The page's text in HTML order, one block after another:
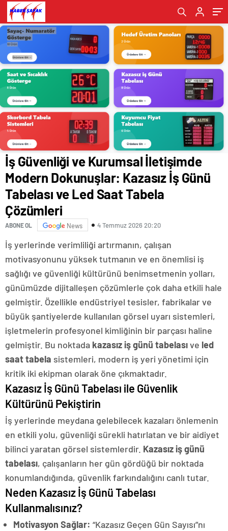
Saat Tabela Çözümleri
İş Güvenliği ve Kurumsal İletişimde
Modern Dokunuşlar: Kazasız İş Günü
Tabelası ve Led Saat Tabela
Çözümleri
ABONE OL News 4 Temmuz 2026 20:20
İş yerlerinde verimliliği artırmanın, çalışan
motivasyonunu yüksek tutmanın ve en önemlisi iş
sağlığı ve güvenliği kültürünü benimsetmenin yolları,
günümüzde dijitalleşen çözümlerle çok daha etkili hale
gelmiştir. Özellikle endüstriyel tesisler, fabrikalar ve
büyük şantiyelerde kullanılan görsel uyarı sistemleri,
işletmelerin profesyonel kimliğinin bir parçası haline
gelmiştir. Bu noktada kazasız iş günü tabelasıve led
saat tabela sistemleri, modern iş yeri yönetimi için
kritik iki ekipman olarak öne çıkmaktadır.
Kazasız İş Günü Tabelası ile Güvenlik
Kültürünü Pekiştirin
İş yerlerinde meydana gelebilecek kazaları önlemenin
en etkili yolu, güvenliği sürekli hatırlatan ve bir aidiyet
bilinci yaratan görsel sistemlerdir. Kazasız iş günü
tabelası, çalışanların her gün gördüğü bir noktada
konumlandığında, güvenlik farkındalığını canlı tutar.
Neden Kazasız İş Günü Tabelası
Kullanmalısınız?
Motivasyon Sağlar: “Kazasız Geçen Gün Sayısı”nı